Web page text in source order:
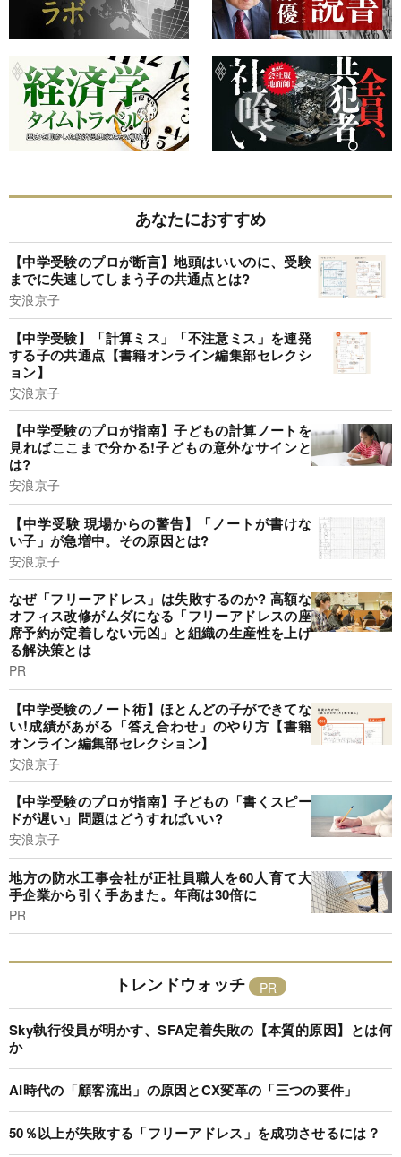
あなたにおすすめ
【中学受験のプロが断言】地頭はいいのに、受験
までに失速してしまう子の共通点とは?
安浪京子
【中学受験】「計算ミス」「不注意ミス」を連発
する子の共通点【書籍オンライン編集部セレクシ
ョン】
安浪京子
【中学受験のプロが指南】子どもの計算ノートを
見ればここまで分かる!子どもの意外なサインと
は?
安浪京子
【中学受験 現場からの警告】「ノートが書けな
い子」が急増中。その原因とは?
安浪京子
なぜ「フリーアドレス」は失敗するのか? 高額な
オフィス改修がムダになる「フリーアドレスの座
席予約が定着しない元凶」と組織の生産性を上げ
る解決策とは
PR
【中学受験のノート術】ほとんどの子ができてな
い!成績があがる「答え合わせ」のやり方【書籍
オンライン編集部セレクション】
安浪京子
【中学受験のプロが指南】子どもの「書くスピー
ドが遅い」問題はどうすればいい?
安浪京子
地方の防水工事会社が正社員職人を60人育て大
手企業から引く手あまた。年商は30倍に
PR
トレンドウォッチ
Sky執行役員が明かす、SFA定着失敗の【本質的原因】とは何
か
AI時代の「顧客流出」の原因とCX変革の「三つの要件」
50％以上が失敗する「フリーアドレス」を成功させるには？